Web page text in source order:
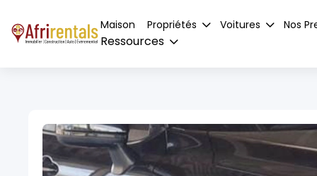
Maison Propriétés Voitures Nos
Ressources